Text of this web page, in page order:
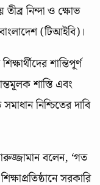
তীব্র নিন্দা ও ক্ষোভ
বাংলাদেশ (টিআইবি)।
শান্তিপূর্ণ
শাস্তি এবং
নিশ্চিতের দাবি
বলেন, ‘গত
সরকারি